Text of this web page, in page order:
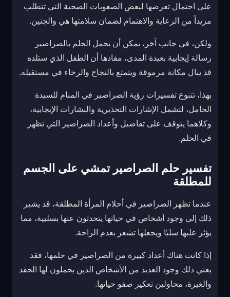
على احتمال تعرضها لبعض الصعوبات الصحية التي تتطلب
مزيداً من الرعاية والاهتمام لضمان سلامتها هي والجنين.
ولكن، في جانب آخر، يمكن أن يحمل الحلم بالصراصير
رسالة إيجابية بعيدة المدى، مفادها أن الطفل الذي ستلده
قد ينال مكانة مرموقة ويتمتع بالنجاح والرخاء في مستقبله.
بهذا، تتنوع تفسيرات رؤية الصراصير في المنام للسيدة
الحامل، لتشمل الإشارات التحذيرية والبشارات الإيجابية،
وكلاهما يتوقف على تفاصيل وأعداد الصراصير التي تظهر
في الحلم.
تفسير حلم الصراصير تمشي على الجسم
للمطلقة
عندما تظهر الصراصير في أحلام المرأة المطلقة، قد يشير
ذلك إلى وجود أشخاص في حياتها يتحدثون عنها بسلبية، مما
يؤثر عليها سلبًا ويجعلها تشعر بعدم الراحة.
إذا كانت هناك أعداد كبيرة من الصراصير في حلمها، فقد
يعني ذلك وجود العديد من الأشخاص الذين يحملون لها الحقد
والغيرة، محاولين تعكير صفو حياتها.